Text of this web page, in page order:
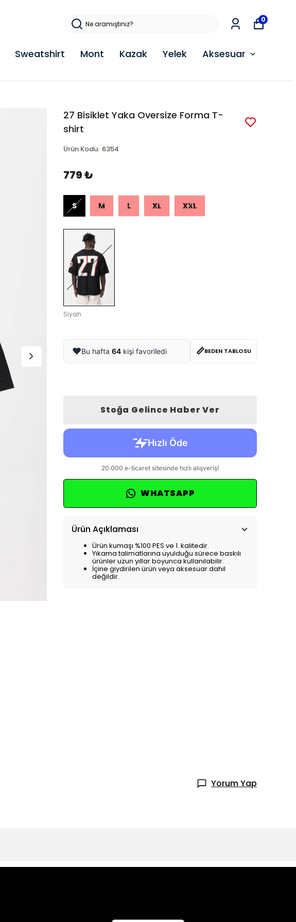
Sweatshirt Mont Kazak Yelek Aksesuar
0
27 Bisiklet Yaka Oversize Forma T-
shirt
Ürün Kodu: 6354
779 ₺
S M L XL XXL
Siyah
❤️Bu hafta 64 kişi favoriledi 📏BEDEN TABLOSU
Stoğa Gelince Haber Ver
WHATSAPP
Ürün Açıklaması
Ürün kumaşı %100 PES ve 1. kalitedir.
Yıkama talimatlarına uyulduğu sürece baskılı
ürünler uzun yıllar boyunca kullanılabilir.
İçine giydirilen ürün veya aksesuar dahil
değildir.
Yorum Yap